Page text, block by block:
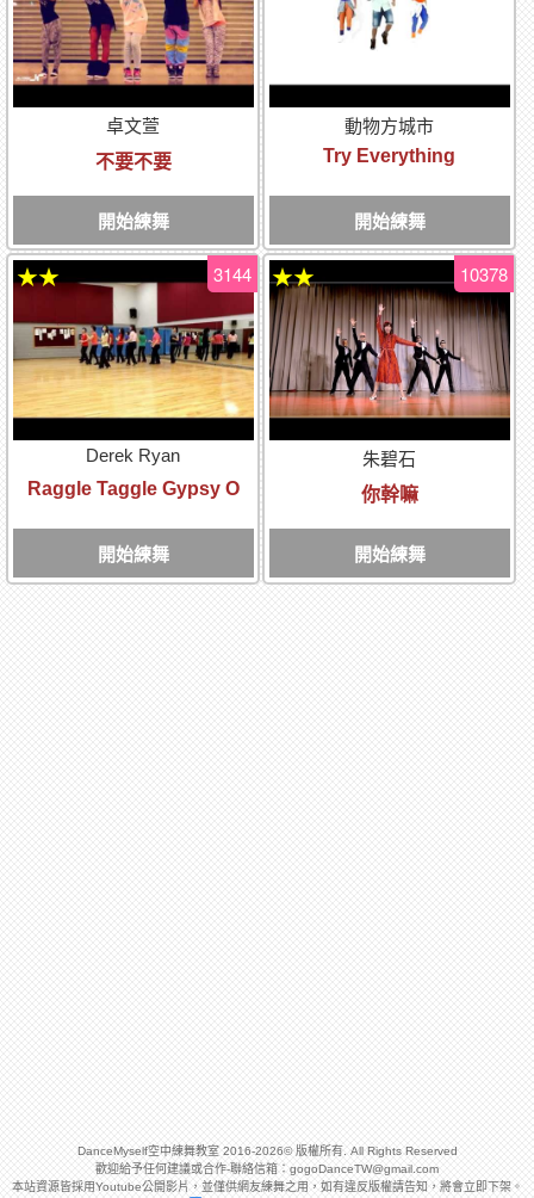
卓文萱
不要不要
開始練舞
動物方城市
Try Everything
開始練舞
Derek Ryan
Raggle Taggle Gypsy O
開始練舞
3144
★★
朱碧石
你幹嘛
開始練舞
10378
★★
DanceMyself空中練舞教室 2016-2026© 版權所有. All Rights Reserved
歡迎給予任何建議或合作-聯絡信箱： gogoDanceTW@gmail.com
本站資源皆採用Youtube公開影片，並僅供網友練舞之用，如有違反版權請告知，將會立即下架。